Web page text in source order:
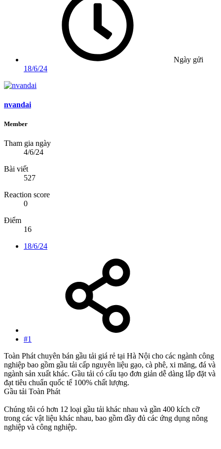
Ngày gửi
18/6/24
nvandai
Member
Tham gia ngày
4/6/24
Bài viết
527
Reaction score
0
Điểm
16
18/6/24
#1
Toàn Phát chuyên bán gầu tải giá rẻ tại Hà Nội cho các ngành công
nghiệp bao gồm gầu tải cấp nguyên liệu gạo, cà phê, xi măng, đá và
ngành sản xuất khác. Gầu tải có cấu tạo đơn giản dễ dàng lắp đặt và
đạt tiêu chuẩn quốc tế 100% chất lượng.
Gầu tải Toàn Phát
Chúng tôi có hơn 12 loại gầu tải khác nhau và gần 400 kích cỡ
trong các vật liệu khác nhau, bao gồm đầy đủ các ứng dụng nông
nghiệp và công nghiệp.